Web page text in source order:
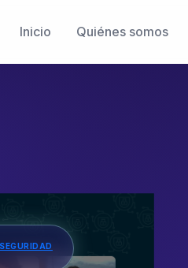
Inicio
Quiénes somos